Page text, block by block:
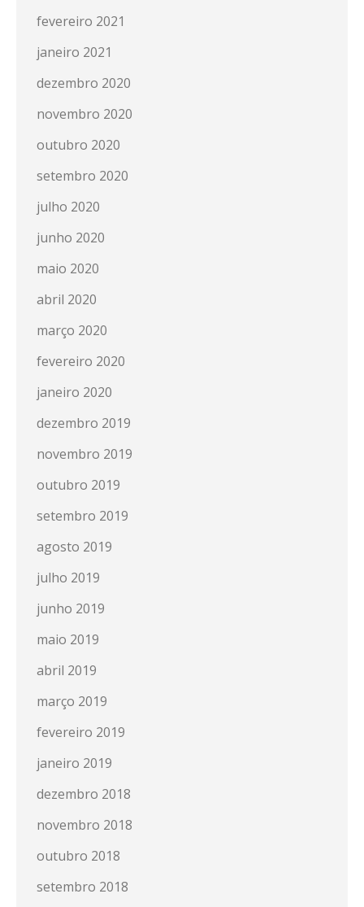
fevereiro 2021
janeiro 2021
dezembro 2020
novembro 2020
outubro 2020
setembro 2020
julho 2020
junho 2020
maio 2020
abril 2020
março 2020
fevereiro 2020
janeiro 2020
dezembro 2019
novembro 2019
outubro 2019
setembro 2019
agosto 2019
julho 2019
junho 2019
maio 2019
abril 2019
março 2019
fevereiro 2019
janeiro 2019
dezembro 2018
novembro 2018
outubro 2018
setembro 2018